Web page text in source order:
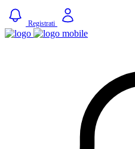
Registrati